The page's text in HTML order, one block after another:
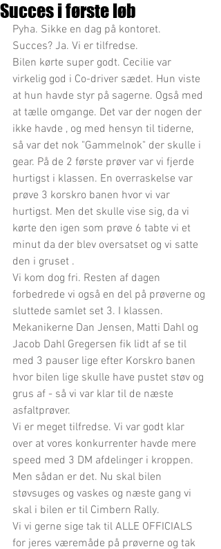
Succes i første løb
Pyha. Sikke en dag på kontoret.
Succes? Ja. Vi er tilfredse.
Bilen kørte super godt. Cecilie var
virkelig god i Co-driver sædet. Hun viste
at hun havde styr på sagerne. Også med
at tælle omgange. Det var der nogen der
ikke havde , og med hensyn til tiderne,
så var det nok "Gammelnok" der skulle i
gear. På de 2 første prøver var vi fjerde
hurtigst i klassen. En overraskelse var
prøve 3 korskro banen hvor vi var
hurtigst. Men det skulle vise sig, da vi
kørte den igen som prøve 6 tabte vi et
minut da der blev oversatset og vi satte
den i gruset .
Vi kom dog fri. Resten af dagen
forbedrede vi også en del på prøverne og
sluttede samlet set 3. I klassen.
Mekanikerne Dan Jensen, Matti Dahl og
Jacob Dahl Gregersen fik lidt af se til
med 3 pauser lige efter Korskro banen
hvor bilen lige skulle have pustet støv og
grus af - så vi var klar til de næste
asfaltprøver.
Vi er meget tilfredse. Vi var godt klar
over at vores konkurrenter havde mere
speed med 3 DM afdelinger i kroppen.
Men sådan er det. Nu skal bilen
støvsuges og vaskes og næste gang vi
skal i bilen er til Cimbern Rally.
Vi vi gerne sige tak til ALLE OFFICIALS
for jeres væremåde på prøverne og tak